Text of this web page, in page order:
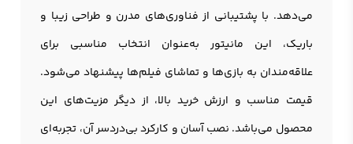
می‌دهد. با پشتیبانی از فناوری‌های مدرن و طراحی زیبا و
باریک، این مانيتور به‌عنوان انتخاب مناسبی برای
علاقه‌مندان به بازی‌ها و تماشای فیلم‌ها پیشنهاد می‌شود.
قیمت مناسب و ارزش خرید بالا، از دیگر مزیت‌های این
محصول می‌باشد. نصب آسان و کارکرد بی‌دردسر آن، تجربه‌ای